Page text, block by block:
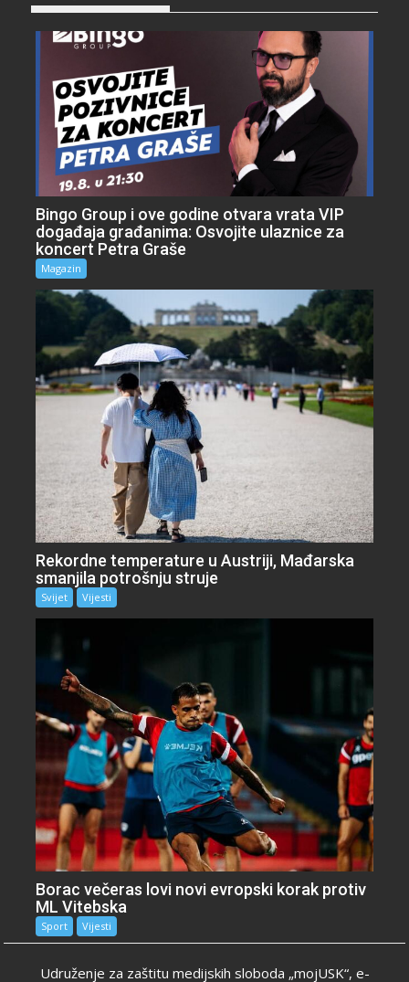
Bingo Group i ove godine otvara vrata VIP
događaja građanima: Osvojite ulaznice za
koncert Petra Graše
Magazin
Rekordne temperature u Austriji, Mađarska
smanjila potrošnju struje
Svijet Vijesti
Borac večeras lovi novi evropski korak protiv
ML Vitebska
Sport Vijesti
Udruženje za zaštitu medijskih sloboda „mojUSK“, e-